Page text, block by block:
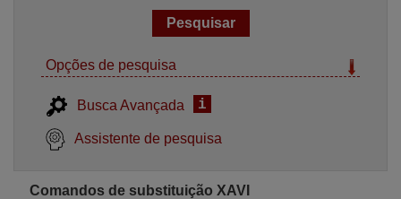
Opções de pesquisa
Busca Avançada i
Assistente de pesquisa
Comandos de substituição XAVI